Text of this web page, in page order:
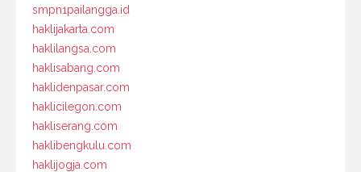
smpn1pailangga.id
haklijakarta.com
haklilangsa.com
haklisabang.com
haklidenpasar.com
haklicilegon.com
hakliserang.com
haklibengkulu.com
haklijogja.com